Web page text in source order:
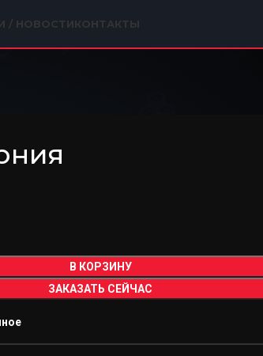
/ НОВОСТИКОНТАКТЫ
В КОРЗИНУ
ЗАКАЗАТЬ СЕЙЧАС